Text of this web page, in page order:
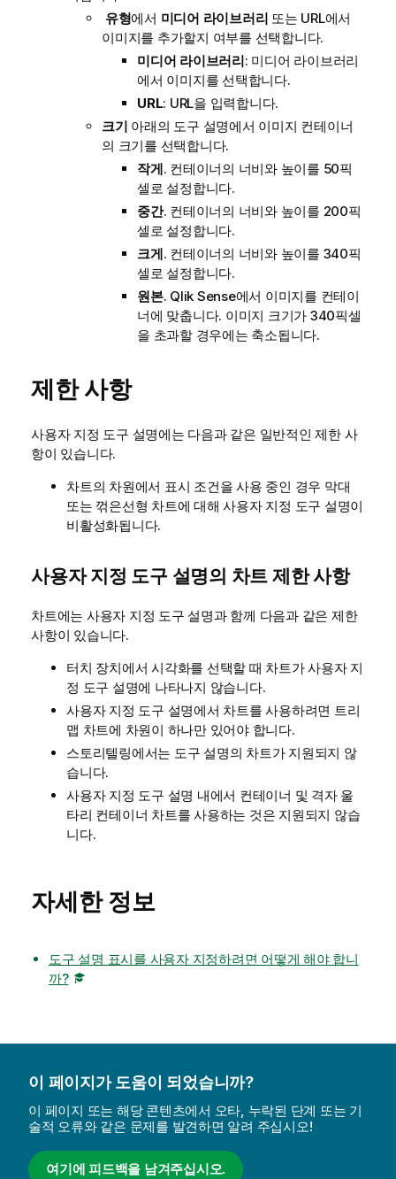
유형에서 미디어 라이브러리 또는 URL에서
이미지를 추가할지 여부를 선택합니다.
미디어 라이브러리: 미디어 라이브러리
에서 이미지를 선택합니다.
URL: URL을 입력합니다.
크기 아래의 도구 설명에서 이미지 컨테이너
의 크기를 선택합니다.
작게. 컨테이너의 너비와 높이를 50픽
셀로 설정합니다.
중간. 컨테이너의 너비와 높이를 200픽
셀로 설정합니다.
크게. 컨테이너의 너비와 높이를 340픽
셀로 설정합니다.
원본. Qlik Sense에서 이미지를 컨테이
너에 맞춥니다. 이미지 크기가 340픽셀
을 초과할 경우에는 축소됩니다.
제한 사항
사용자 지정 도구 설명에는 다음과 같은 일반적인 제한 사
항이 있습니다.
차트의 차원에서 표시 조건을 사용 중인 경우 막대
또는 꺾은선형 차트에 대해 사용자 지정 도구 설명이
비활성화됩니다.
사용자 지정 도구 설명의 차트 제한 사항
차트에는 사용자 지정 도구 설명과 함께 다음과 같은 제한
사항이 있습니다.
터치 장치에서 시각화를 선택할 때 차트가 사용자 지
정 도구 설명에 나타나지 않습니다.
사용자 지정 도구 설명에서 차트를 사용하려면 트리
맵 차트에 차원이 하나만 있어야 합니다.
스토리텔링에서는 도구 설명의 차트가 지원되지 않
습니다.
사용자 지정 도구 설명 내에서 컨테이너 및 격자 울
타리 컨테이너 차트를 사용하는 것은 지원되지 않습
니다.
자세한 정보
도구 설명 표시를 사용자 지정하려면 어떻게 해야 합니
까?
이 페이지가 도움이 되었습니까?
이 페이지 또는 해당 콘텐츠에서 오타, 누락된 단계 또는 기
술적 오류와 같은 문제를 발견하면 알려 주십시오!
여기에 피드백을 남겨주십시오.